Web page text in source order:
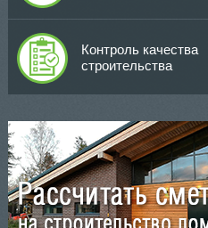
Контроль качества
строительства